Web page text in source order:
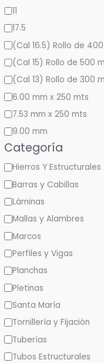
11
17.5
(Cal 16.5) Rollo de
(Cal 15) Rollo de 500
(Cal 13) Rollo de 300
6.00 mm x 250 mts
7.53 mm x 250 mts
9.00 mm
Categoría
Hierros Y Estructurales
Barras y Cabillas
Láminas
Mallas y Alambres
Marcos
Perfiles y Vigas
Planchas
Pletinas
Santa María
Tornillería y Fijación
Tuberías
Tubos Estructurales